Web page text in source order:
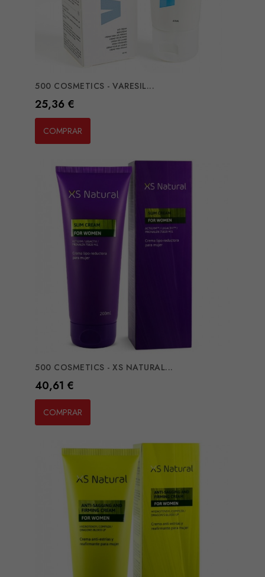
500 COSMETICS - VARESIL...
Preço
25,36 €
COMPRAR
500 COSMETICS - XS NATURAL...
Preço
40,61 €
COMPRAR